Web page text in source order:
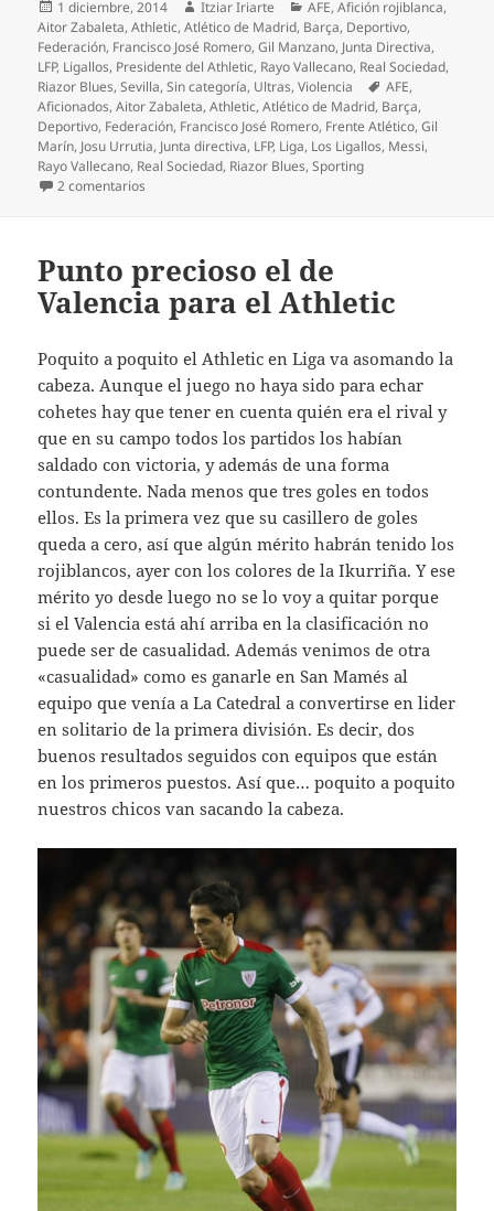
Publicado
el
1 diciembre, 2014 Autor
Itziar Iriarte Categorías
AFE,Afición rojiblanca,
Aitor Zabaleta,Athletic,Atlético de Madrid, Barça, Deportivo,
Federación, Francisco José Romero,Gil Manzano, Junta Directiva,
LFP, Ligallos, Presidente del Athletic, Rayo Vallecano, Real Sociedad,
Riazor Blues,Sevilla,Sin categoría, Ultras,Violencia Etiquetas
AFE,
Aficionados,Aitor Zabaleta,Athletic,Atlético de Madrid, Barça,
Deportivo, Federación, Francisco José Romero, Frente Atlético,Gil
Marín, Josu Urrutia, Junta directiva, LFP, Liga, Los Ligallos, Messi,
Rayo Vallecano, Real Sociedad, Riazor Blues,Sporting
2 comentarios
Punto precioso el de
Valencia para el Athletic
Poquito a poquito el Athletic en Liga va asomando la
cabeza. Aunque el juego no haya sido para echar
cohetes hay que tener en cuenta quién era el rival y
que en su campo todos los partidos los habían
saldado con victoria, y además de una forma
contundente. Nada menos que tres goles en todos
ellos. Es la primera vez que su casillero de goles
queda a cero, así que algún mérito habrán tenido los
rojiblancos, ayer con los colores de la Ikurriña. Y ese
mérito yo desde luego no se lo voy a quitar porque
si el Valencia está ahí arriba en la clasificación no
puede ser de casualidad. Además venimos de otra
«casualidad» como es ganarle en San Mamés al
equipo que venía a La Catedral a convertirse en lider
en solitario de la primera división. Es decir, dos
buenos resultados seguidos con equipos que están
en los primeros puestos. Así que… poquito a poquito
nuestros chicos van sacando la cabeza.